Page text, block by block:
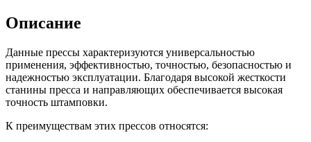
Описание
Данные прессы характеризуются универсальностью
применения, эффективностью, точностью, безопасностью и
надежностью эксплуатации. Благодаря высокой жесткости
станины пресса и направляющих обеспечивается высокая
точность штамповки.
К преимуществам этих прессов относятся: